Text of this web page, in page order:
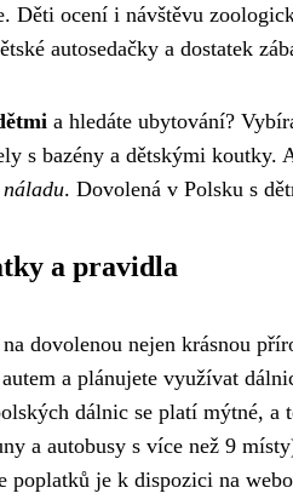
ocení i návštěvu
autosedačky a dostatek
a hledáte ubytování?
s bazény a dětskými
. Dovolená v Polsku s
a pravidla
dovolenou nejen krásnou
a plánujete využívat
dálnic se platí mýtné,
a autobusy s více než 9
poplatků je k dispozici na